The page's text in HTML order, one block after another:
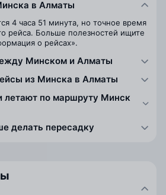
в Алматы
4 часа 51 минута, но точное время
рейса. Больше полезностей ищите
о рейсах».
Минском и Алматы
из Минска в Алматы
летают по маршруту Минск
делать пересадку